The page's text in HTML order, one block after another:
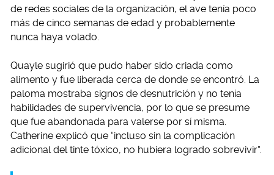
de redes sociales de la organización, el ave tenía poco
más de cinco semanas de edad y probablemente
nunca haya volado.
Quayle sugirió que pudo haber sido criada como
alimento y fue liberada cerca de donde se encontró. La
paloma mostraba signos de desnutrición y no tenía
habilidades de supervivencia, por lo que se presume
que fue abandonada para valerse por sí misma.
Catherine explicó que “incluso sin la complicación
adicional del tinte tóxico, no hubiera logrado sobrevivir”.